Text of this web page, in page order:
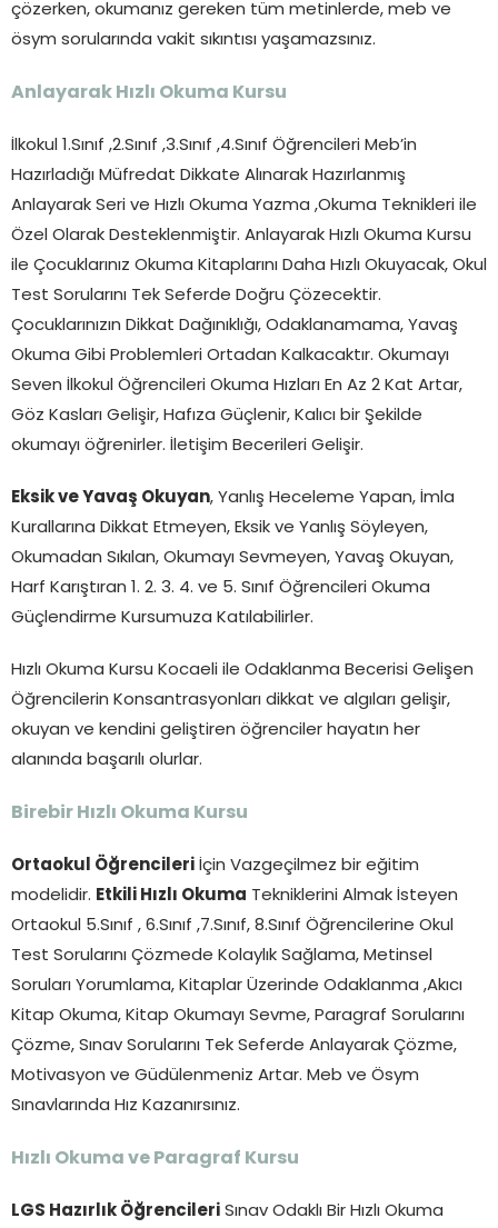
çözerken, okumanız gereken tüm metinlerde, meb ve
ösym sorularında vakit sıkıntısı yaşamazsınız.
Anlayarak Hızlı Okuma Kursu
İlkokul 1.Sınıf ,2.Sınıf ,3.Sınıf ,4.Sınıf Öğrencileri Meb’in
Hazırladığı Müfredat Dikkate Alınarak Hazırlanmış
Anlayarak Seri ve Hızlı Okuma Yazma ,Okuma Teknikleri ile
Özel Olarak Desteklenmiştir. Anlayarak Hızlı Okuma Kursu
ile Çocuklarınız Okuma Kitaplarını Daha Hızlı Okuyacak, Okul
Test Sorularını Tek Seferde Doğru Çözecektir.
Çocuklarınızın Dikkat Dağınıklığı, Odaklanamama, Yavaş
Okuma Gibi Problemleri Ortadan Kalkacaktır. Okumayı
Seven İlkokul Öğrencileri Okuma Hızları En Az 2 Kat Artar,
Göz Kasları Gelişir, Hafıza Güçlenir, Kalıcı bir Şekilde
okumayı öğrenirler. İletişim Becerileri Gelişir.
Eksik ve Yavaş Okuyan, Yanlış Heceleme Yapan, İmla
Kurallarına Dikkat Etmeyen, Eksik ve Yanlış Söyleyen,
Okumadan Sıkılan, Okumayı Sevmeyen, Yavaş Okuyan,
Harf Karıştıran 1. 2. 3. 4. ve 5. Sınıf Öğrencileri Okuma
Güçlendirme Kursumuza Katılabilirler.
Hızlı Okuma Kursu Kocaeli ile Odaklanma Becerisi Gelişen
Öğrencilerin Konsantrasyonları dikkat ve algıları gelişir,
okuyan ve kendini geliştiren öğrenciler hayatın her
alanında başarılı olurlar.
Birebir Hızlı Okuma Kursu
Ortaokul Öğrencileri
İçin Vazgeçilmez bir eğitim
modelidir. Etkili Hızlı Okuma Tekniklerini Almak İsteyen
Ortaokul 5.Sınıf , 6.Sınıf ,7.Sınıf, 8.Sınıf Öğrencilerine Okul
Test Sorularını Çözmede Kolaylık Sağlama, Metinsel
Soruları Yorumlama, Kitaplar Üzerinde Odaklanma ,Akıcı
Kitap Okuma, Kitap Okumayı Sevme, Paragraf Sorularını
Çözme, Sınav Sorularını Tek Seferde Anlayarak Çözme,
Motivasyon ve Güdülenmeniz Artar. Meb ve Ösym
Sınavlarında Hız Kazanırsınız.
Hızlı Okuma ve Paragraf Kursu
LGS Hazırlık Öğrencileri Sınav Odaklı Bir Hızlı Okuma